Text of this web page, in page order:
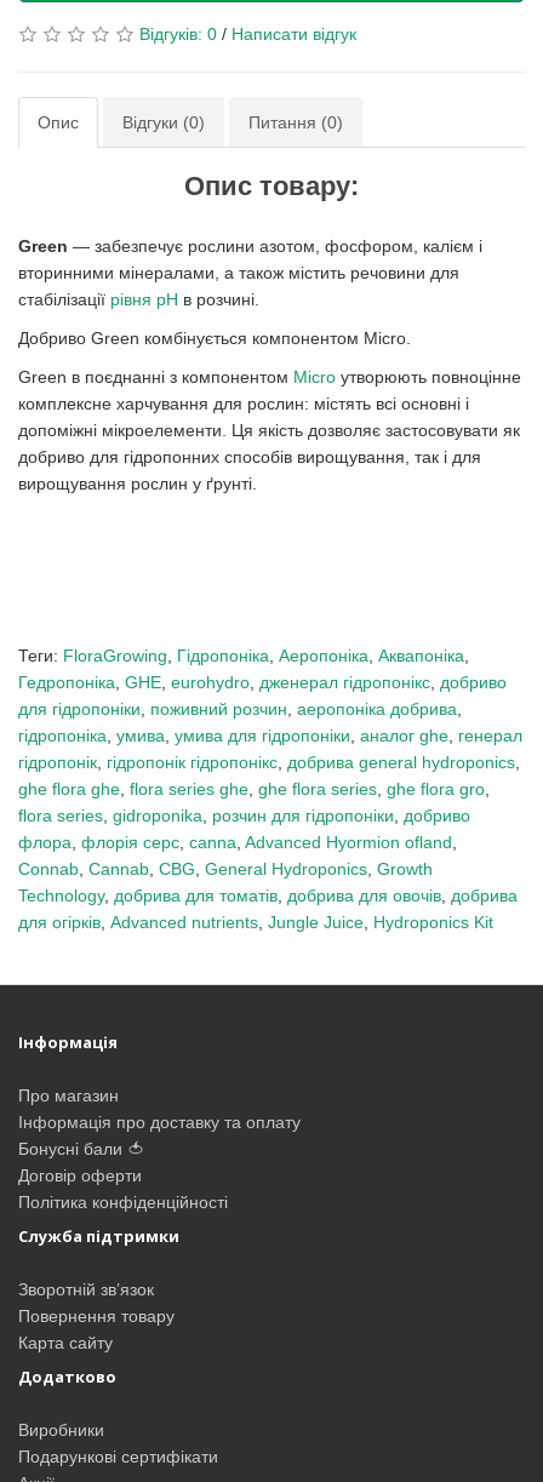
Відгуків: 0 / Написати відгук
Опис Відгуки (0) Питання (0)
Опис товару:
Green — забезпечує рослини азотом, фосфором, калієм і
вторинними мінералами, а також містить речовини для
стабілізації рівня pH в розчині.
Добриво Green комбінується компонентом Micro.
Green в поєднанні з компонентом Micro утворюють повноцінне
комплексне харчування для рослин: містять всі основні і
допоміжні мікроелементи. Ця якість дозволяє застосовувати як
добриво для гідропонних способів вирощування, так і для
вирощування рослин у ґрунті.
Теги: FloraGrowing Гідропоніка Аеропоніка Аквапоніка
Гедропоніка GHE eurohydro дженерал гідропонікс добриво
для гідропоніки
поживний розчин аеропоніка добрива
гідропоніка умива умива для гідропоніки аналог ghe генерал
гідропонік гідропонік гідропонікс добрива general hydroponics
ghe flora ghe flora series ghe ghe flora series ghe flora gro
flora series gidroponika розчин для гідропоніки
добриво
флора флорія серс canna Advanced Hyormion ofland
Connab Cannab CBG General Hydroponics Growth
Technology, добрива для томатів добрива для овочів добрива
для огірків Advanced nutrients Jungle Juice Hydroponics Kit
Інформація
Про магазин
Інформація про доставку та оплату
Бонусні бали 🍅
Договір оферти
Політика конфіденційності
Служба підтримки
Зворотній зв’язок
Повернення товару
Карта сайту
Додатково
Виробники
Подарункові сертифікати